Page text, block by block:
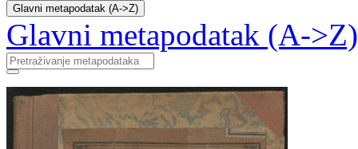
Glavni metapodatak (A->Z)
Glavni metapodatak (A->Z)